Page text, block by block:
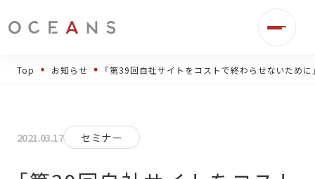
Top お知らせ 「第39回自社サイトをコストで終わらせないために
2021.03.17 セミナー